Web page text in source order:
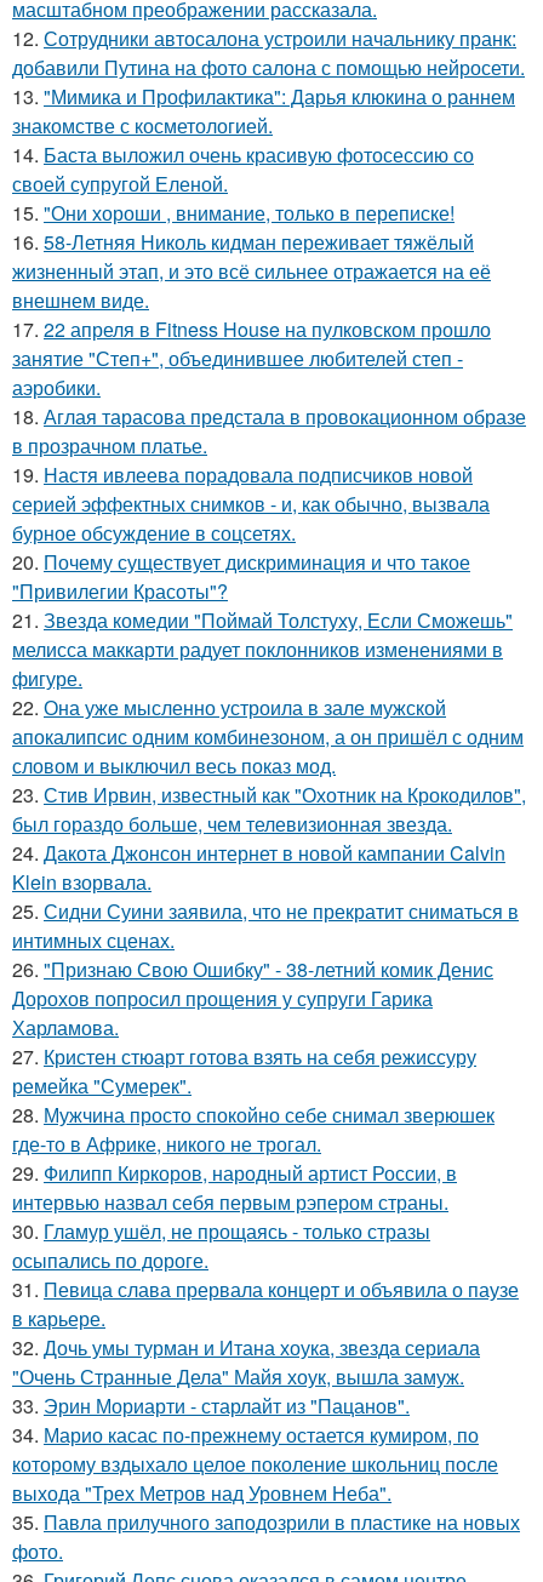
масштабном преображении рассказала.
12. Сотрудники автосалона устроили начальнику пранк:
добавили Путина на фото салона с помощью нейросети.
13. "Мимика и Профилактика": Дарья клюкина о раннем
знакомстве с косметологией.
14. Баста выложил очень красивую фотосессию со
своей супругой Еленой.
15. "Они хороши , внимание, только в переписке!
16. 58-Летняя Николь кидман переживает тяжёлый
жизненный этап, и это всё сильнее отражается на её
внешнем виде.
17. 22 апреля в Fitness House на пулковском прошло
занятие "Степ+", объединившее любителей степ -
аэробики.
18. Аглая тарасова предстала в провокационном образе
в прозрачном платье.
19. Настя ивлеева порадовала подписчиков новой
серией эффектных снимков - и, как обычно, вызвала
бурное обсуждение в соцсетях.
20. Почему существует дискриминация и что такое
"Привилегии Красоты"?
21. Звезда комедии "Поймай Толстуху, Если Сможешь"
мелисса маккарти радует поклонников изменениями в
фигуре.
22. Она уже мысленно устроила в зале мужской
апокалипсис одним комбинезоном, а он пришёл с одним
словом и выключил весь показ мод.
23. Стив Ирвин, известный как "Охотник на Крокодилов",
был гораздо больше, чем телевизионная звезда.
24. Дакота Джонсон интернет в новой кампании Calvin
Klein взорвала.
25. Сидни Суини заявила, что не прекратит сниматься в
интимных сценах.
26. "Признаю Свою Ошибку" - 38-летний комик Денис
Дорохов попросил прощения у супруги Гарика
Харламова.
27. Кристен стюарт готова взять на себя режиссуру
ремейка "Сумерек".
28. Мужчина просто спокойно себе снимал зверюшек
где-то в Африке, никого не трогал.
29. Филипп Киркоров, народный артист России, в
интервью назвал себя первым рэпером страны.
30. Гламур ушёл, не прощаясь - только стразы
осыпались по дороге.
31. Певица слава прервала концерт и объявила о паузе
в карьере.
32. Дочь умы турман и Итана хоука, звезда сериала
"Очень Странные Дела" Майя хоук, вышла замуж.
33. Эрин Мориарти - старлайт из "Пацанов".
34. Марио касас по-прежнему остается кумиром, по
которому вздыхало целое поколение школьниц после
выхода "Трех Метров над Уровнем Неба".
35. Павла прилучного заподозрили в пластике на новых
фото.